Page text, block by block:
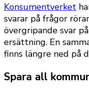
Konsumentverket
svarar på frågor
övergripande svar
ersättning. En
finns längre ned på
Spara all